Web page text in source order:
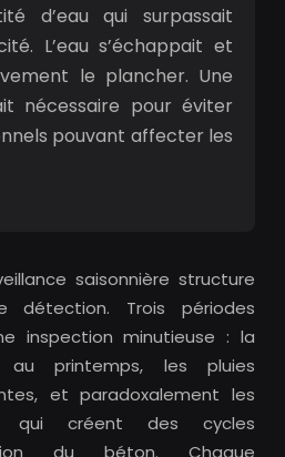
d’eau qui surpassait
L’eau s’échappait et
le plancher. Une
nécessaire pour éviter
pouvant affecter les
saisonnière structure
détection. Trois périodes
inspection minutieuse : la
printemps, les pluies
et paradoxalement les
qui créent des cycles
du béton. Chaque